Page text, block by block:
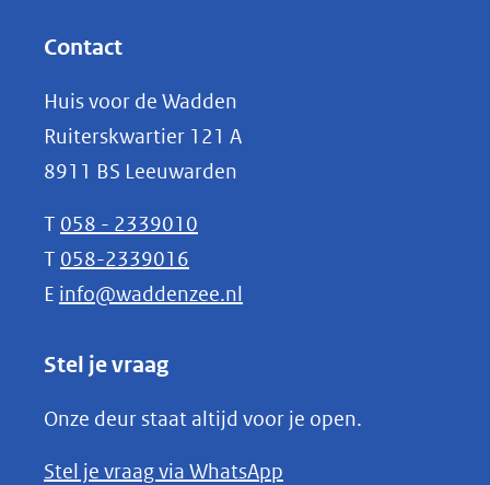
(verwijst
naar
een
andere
website)
Contact
Huis voor de Wadden
Ruiterskwartier 121 A
8911 BS Leeuwarden
T 058 - 2339010
T 058-2339016
E info@waddenzee.nl
Stel je vraag
Onze deur staat altijd voor je open.
Stel je vraag via WhatsApp